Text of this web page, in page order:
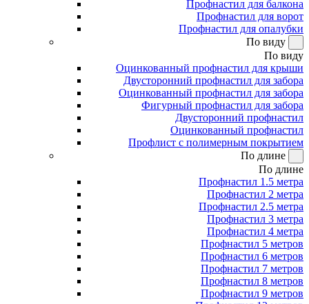
Профнастил для балкона
Профнастил для ворот
Профнастил для опалубки
По виду
По виду
Оцинкованный профнастил для крыши
Двусторонний профнастил для забора
Оцинкованный профнастил для забора
Фигурный профнастил для забора
Двусторонний профнастил
Оцинкованный профнастил
Профлист с полимерным покрытием
По длине
По длине
Профнастил 1.5 метра
Профнастил 2 метра
Профнастил 2.5 метра
Профнастил 3 метра
Профнастил 4 метра
Профнастил 5 метров
Профнастил 6 метров
Профнастил 7 метров
Профнастил 8 метров
Профнастил 9 метров